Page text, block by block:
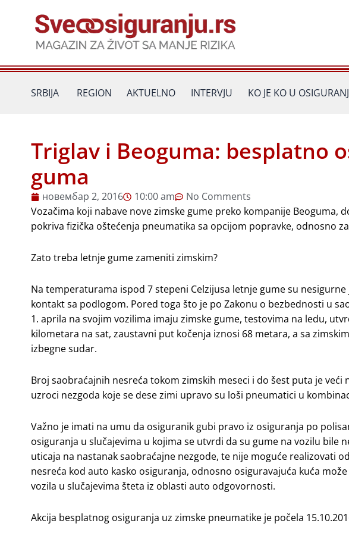
SRBIJA REGION AKTUELNO INTERVJU KO JE KO U
Triglav i Beoguma: besplatno
guma
новембар 2, 2016 10:00 am
No Comments
Vozačima koji nabave nove zimske gume preko kompanije Beoguma,
pokriva fizička oštećenja pneumatika sa opcijom popravke, odnosno
Zato treba letnje gume zameniti zimskim?
Na temperaturama ispod 7 stepeni Celzijusa letnje gume su
kontakt sa podlogom. Pored toga što je po Zakonu o bezbednosti u
1. aprila na svojim vozilima imaju zimske gume, testovima na ledu,
kilometara na sat, zaustavni put kočenja iznosi 68 metara, a sa
izbegne sudar.
Broj saobraćajnih nesreća tokom zimskih meseci i do šest puta je
uzroci nezgoda koje se dese zimi upravo su loši pneumatici u
Važno je imati na umu da osiguranik gubi pravo iz osiguranja po
osiguranja u slučajevima u kojima se utvrdi da su gume na vozilu bile
uticaja na nastanak saobraćajne nezgode, te nije moguće realizovati
nesreća kod auto kasko osiguranja, odnosno osiguravajuća kuća
vozila u slučajevima šteta iz oblasti auto odgovornosti.
Akcija besplatnog osiguranja uz zimske pneumatike je počela